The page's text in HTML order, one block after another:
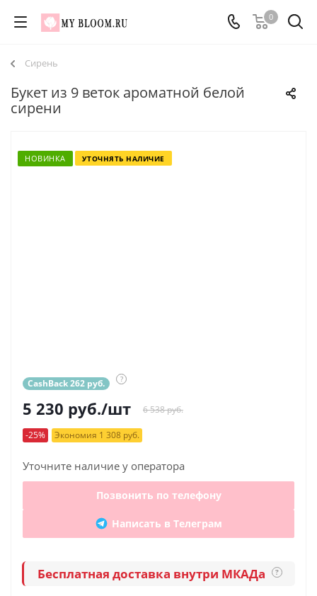
0
Сирень
Букет из 9 веток ароматной белой
сирени
НОВИНКА УТОЧНЯТЬ НАЛИЧИЕ
CashBack 262 руб. ?
5 230 руб./шт 6 538 руб.
-25% Экономия 1 308 руб.
Уточните наличие у оператора
Позвонить по телефону
Написать в Телеграм
Бесплатная доставка внутри МКАДа ?